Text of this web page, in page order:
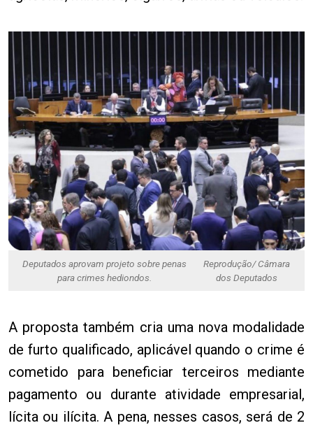
Deputados aprovam projeto sobre penas
para crimes hediondos.
Reprodução/ Câmara
dos Deputados
A proposta também cria uma nova modalidade
de furto qualificado, aplicável quando o crime é
cometido para beneficiar terceiros mediante
pagamento ou durante atividade empresarial,
lícita ou ilícita. A pena, nesses casos, será de 2